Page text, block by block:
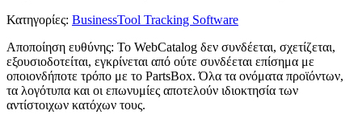
Κατηγορίες: BusinessTool Tracking Software
Αποποίηση ευθύνης: Το WebCatalog δεν συνδέεται, σχετίζεται,
εξουσιοδοτείται, εγκρίνεται από ούτε συνδέεται επίσημα με
οποιονδήποτε τρόπο με το PartsBox. Όλα τα ονόματα προϊόντων,
τα λογότυπα και οι επωνυμίες αποτελούν ιδιοκτησία των
αντίστοιχων κατόχων τους.